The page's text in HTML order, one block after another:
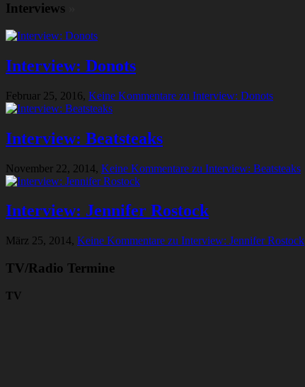
Interviews
Interview: Donots
Februar 25, 2016, Keine Kommentare zu Interview: Donots
Interview: Beatsteaks
November 22, 2014, Keine Kommentare zu Interview: Beatsteaks
Interview: Jennifer Rostock
März 25, 2014, Keine Kommentare zu Interview: Jennifer Rostock
TV/Radio Termine
TV